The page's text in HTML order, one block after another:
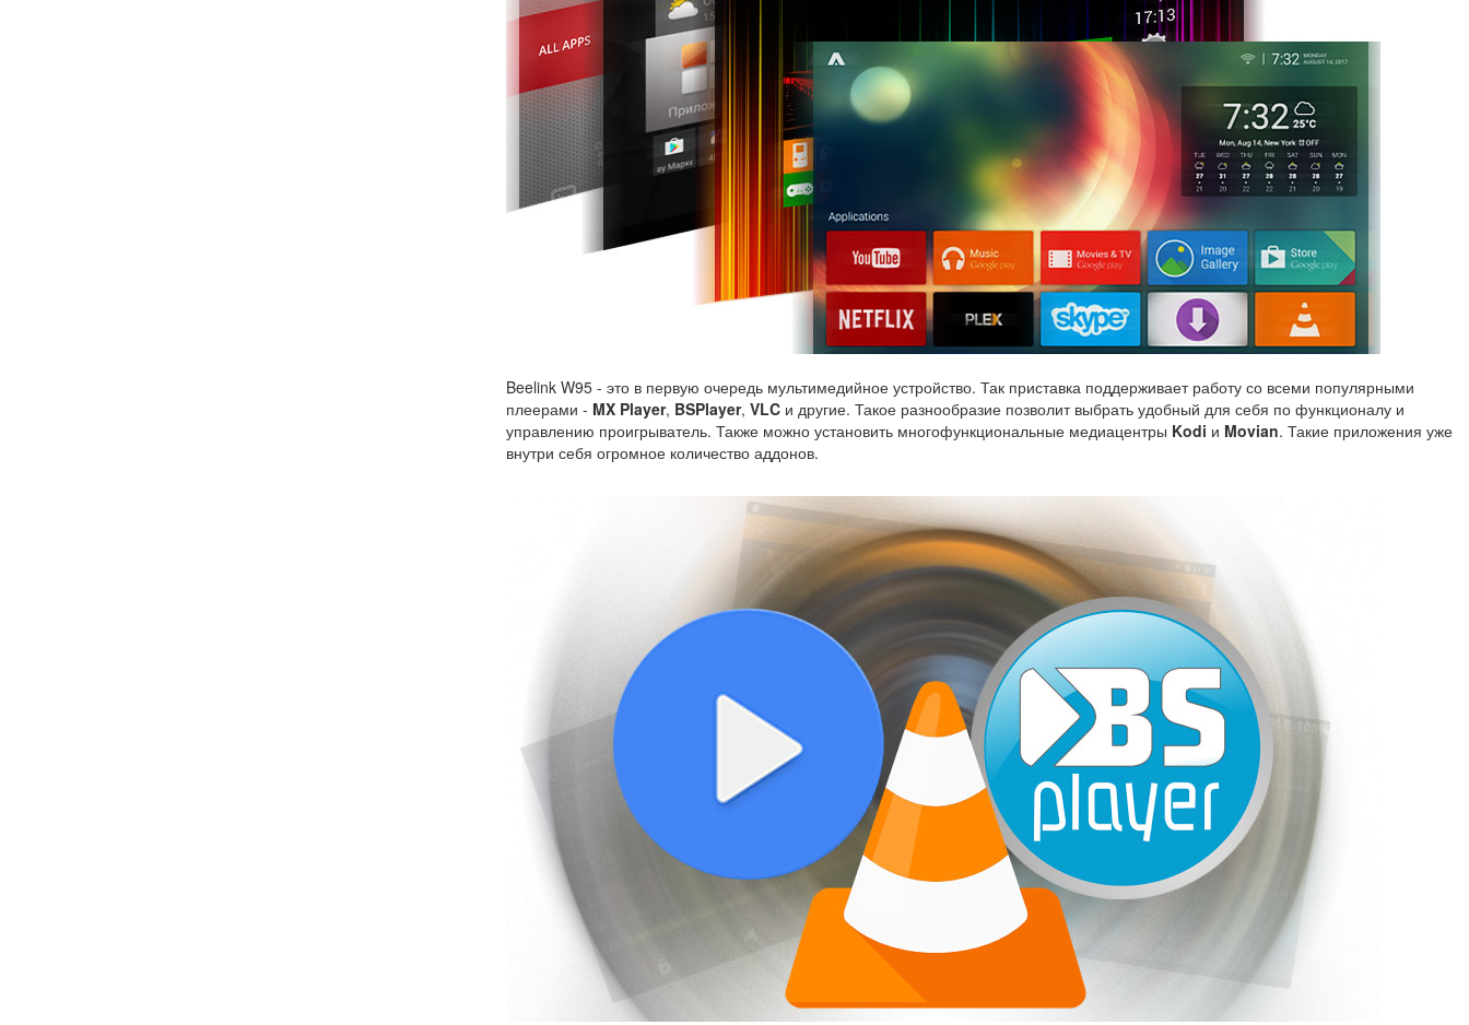
Beelink W95 - это в первую очередь мультимедийное устройство. Так приставка поддерживает работу со всеми популярными
плеерами - MX Player, BSPlayer, VLC и другие. Такое разнообразие позволит выбрать удобный для себя по функционалу и
управлению проигрыватель. Также можно установить многофункциональные медиацентры Kodi и Movian. Такие приложения уже
внутри себя огромное количество аддонов.